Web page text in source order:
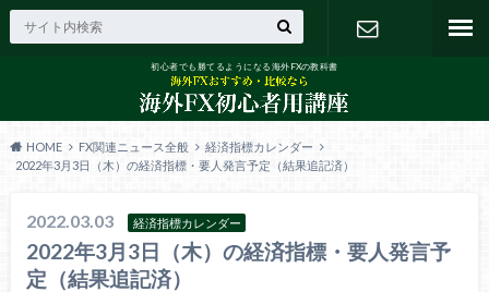
初心者でも勝てるようになる海外FXの教科書
HOME FX関連ニュース全般
経済指標カレンダー
2022年3月3日（木）の経済指標・要人発言予定（結果追記済）
2022.03.03 経済指標カレンダー
2022年3月3日（木）の経済指標・要人発言予
定（結果追記済）